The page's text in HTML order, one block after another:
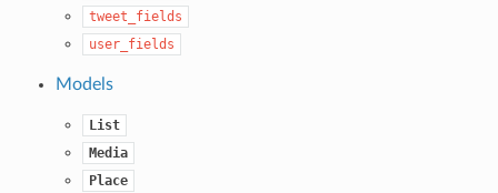
tweet_fields
user_fields
Models
List
Media
Place